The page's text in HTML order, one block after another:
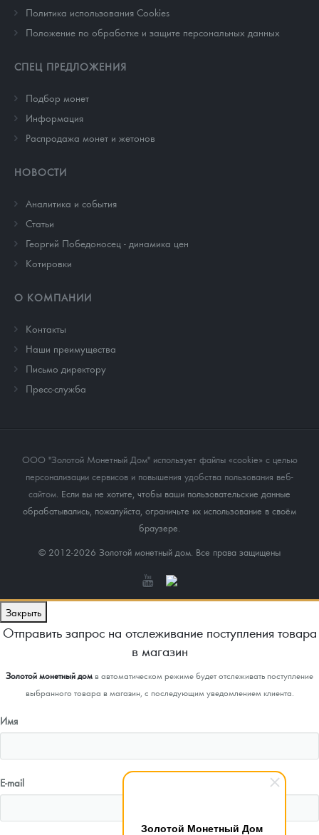
Золотой Монетный Дом
Политика использования Cookies
Положение по обработке и защите персональных данных
СПЕЦ ПРЕДЛОЖЕНИЯ
Подбор монет
Информация
Распродажа монет и жетонов
НОВОСТИ
Аналитика и события
Cтатьи
Георгий Победоносец - динамика цен
Котировки
О КОМПАНИИ
Контакты
Наши преимущества
Письмо директору
Пресс-служба
ООО "Золотой Монетный Дом" использует файлы «cookie» с целью
персонализации сервисов и повышения удобства пользования веб-
сайтом . Если вы не хотите, чтобы ваши пользовательские данные
обрабатывались, пожалуйста, ограничьте их использование в своём
браузере.
© 2012-2026 Золотой монетный дом. Все права защищены
Закрыть
Отправить запрос на отслеживание поступления товара
в магазин
Золотой монетный домв автоматическом режиме будет отслеживать поступление
выбранного товара в магазин, с последующим уведомлением клиента.
Имя
E-mail